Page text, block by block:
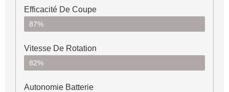
Efficacité De Coupe
87%
Vitesse De Rotation
82%
Autonomie Batterie